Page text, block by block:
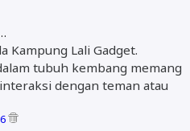
Kampung Lali Gadget.
tubuh kembang memang
dengan teman atau